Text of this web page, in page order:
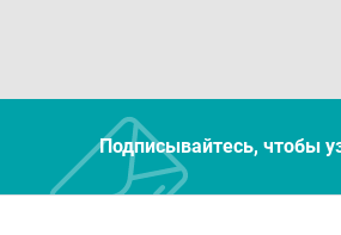
Подписывайтесь, чтобы